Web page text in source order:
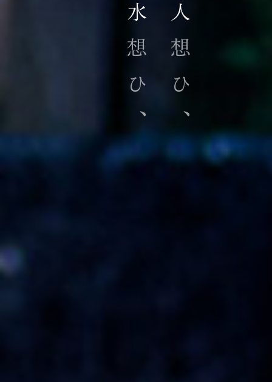
人
想ひ、
人
想ひ、
水
想ひ、
人
想ひ、
水
想ひ、